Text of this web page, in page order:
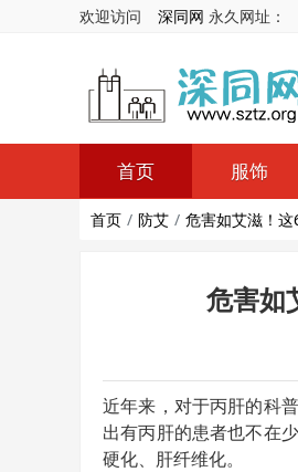
欢迎访问 深同网 永久网址：
首页 服饰
首页 防艾 危害如艾滋！这
危害如
近年来，对于丙肝的科
出有丙肝的患者也不在
硬化、肝纤维化。